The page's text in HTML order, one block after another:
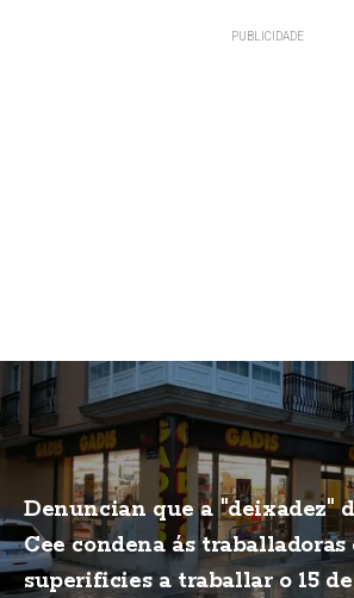
Denuncian que a "deixadez"
Cee condena ás traballadoras
superificies a traballar o 15